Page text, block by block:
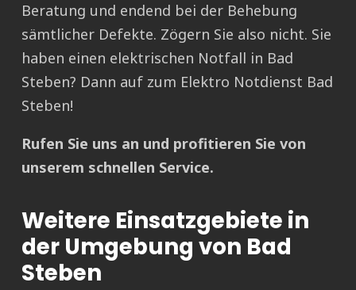
Beratung und endend bei der Behebung
sämtlicher Defekte. Zögern Sie also nicht. Sie
haben einen elektrischen Notfall in Bad
Steben? Dann auf zum Elektro Notdienst Bad
Steben!
Rufen Sie uns an und profitieren Sie von
unserem schnellen Service.
Weitere Einsatzgebiete in
der Umgebung von Bad
Steben